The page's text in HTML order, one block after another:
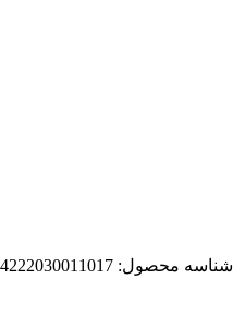
شناسه محصول: 4222030011017